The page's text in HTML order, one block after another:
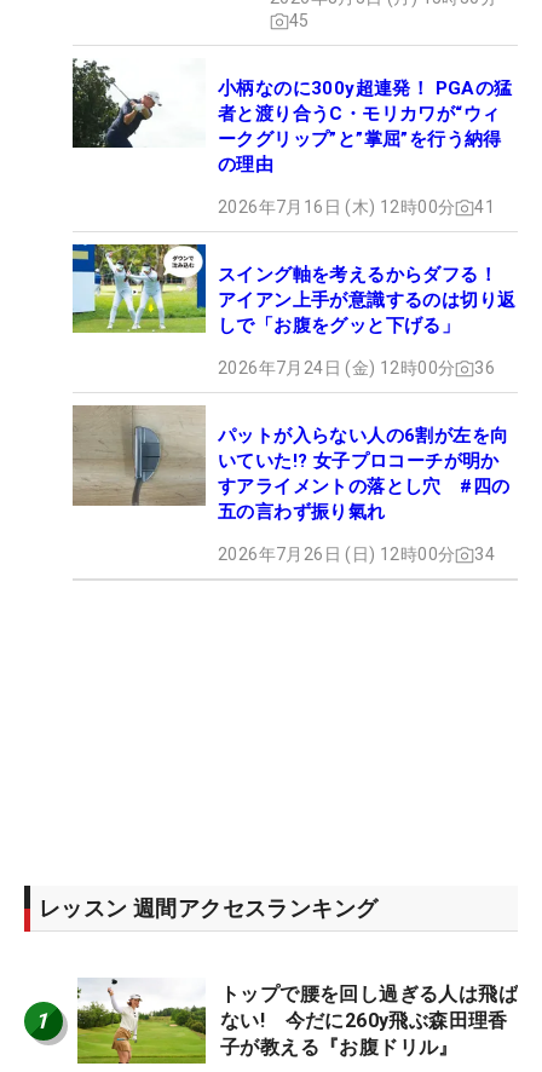
45
小柄なのに300y超連発！ PGAの猛
者と渡り合うC・モリカワが“ウィ
ークグリップ”と”掌屈”を行う納得
の理由
2026年7月16日 (木) 12時00分 41
スイング軸を考えるからダフる！
アイアン上手が意識するのは切り返
しで「お腹をグッと下げる」
2026年7月24日 (金) 12時00分 36
パットが入らない人の6割が左を向
いていた!? 女子プロコーチが明か
すアライメントの落とし穴 #四の
五の言わず振り氣れ
2026年7月26日 (日) 12時00分 34
レッスン 週間アクセスランキング
1
トップで腰を回し過ぎる人は飛ば
ない! 今だに260y飛ぶ森田理香
子が教える『お腹ドリル』